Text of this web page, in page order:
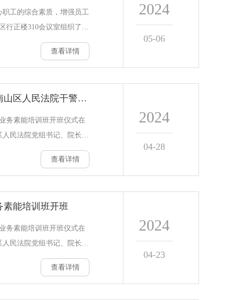
架好桥梁，当好助手。谢
各位学员珍惜学习机会，
工的综合素质，增强员工
行正楼310会议室组织了商
育培训中心主任韩继雨主
培训会。韩继雨主要从礼仪
。通过讲解和实际案例的
范和沟通技巧，提高自身
”，青岛大学教育培训中心
查看详情
2024
05-06
教育培训中心顺利完成南山区人民法院干警业务素能培训班开班
务素能培训班开班仪式在
民法院党组书记、院长马
院长宋立峰出席开班仪式。
干警工作展开专项培训，围
查看详情
2024
04-28
素能培训班开班
务素能培训班开班仪式在
民法院党组书记、院长马
院长宋立峰出席开班仪式。
大学继续教育学院的概况及
查看详情
2024
04-23